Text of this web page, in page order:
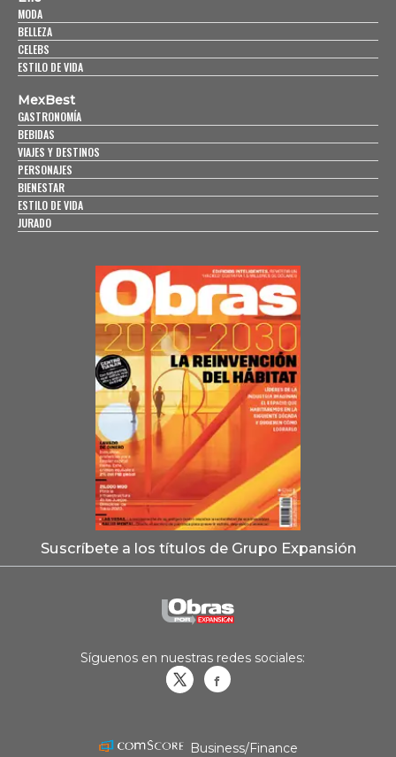
MODA
BELLEZA
CELEBS
ESTILO DE VIDA
MexBest
GASTRONOMÍA
BEBIDAS
VIAJES Y DESTINOS
PERSONAJES
BIENESTAR
ESTILO DE VIDA
JURADO
Suscríbete a los títulos de Grupo Expansión
Síguenos en nuestras redes sociales:
Business/Finance